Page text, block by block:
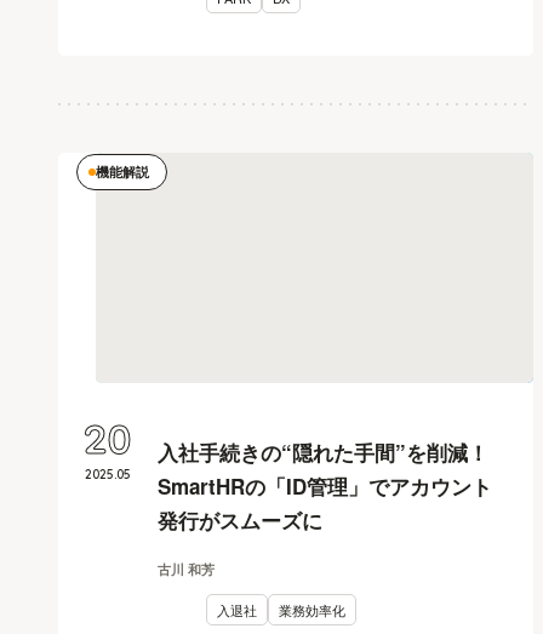
機能解説
入社手続きの“隠れた手間”を削減！
SmartHRの「ID管理」でアカウント
発行がスムーズに
古川 和芳
入退社 業務効率化
2025.05
20